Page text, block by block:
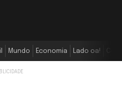
Mundo Economia Lado oa!